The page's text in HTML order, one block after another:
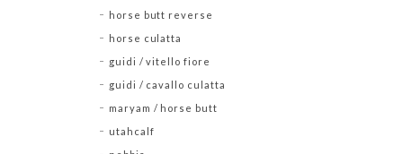
horse butt reverse
horse culatta
guidi / vitello fiore
guidi / cavallo culatta
maryam / horse butt
utahcalf